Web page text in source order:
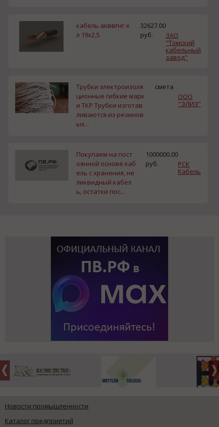
кабель акввгнг-х
л 19х2,5
32627.00
руб.
ЗАО
"Томский
кабельный
завод"
Трубки электроизоля
ционные гибкие марк
и ТКР Трубки изготав
ливаются из резинов
ых...
смета
ООО
"ЭЛИЗ"
Покупаем на пост
оянной основе каб
ель с хранения, не
ликвидный кабел
ь, остатки пос...
1000000.00
руб.
РСК
Кабель
Новости промышленности
Каталог предприятий